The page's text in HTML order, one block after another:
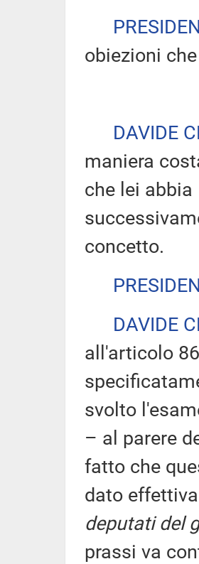
obiezioni
DAVIDE
maniera
che lei
concetto.
DAVIDE
all'articolo
svolto
– al parere
fatto che
dato
deputati del
prassi va